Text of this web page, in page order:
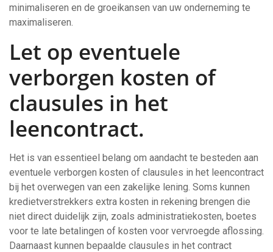
minimaliseren en de groeikansen van uw onderneming te
maximaliseren.
Let op eventuele
verborgen kosten of
clausules in het
leencontract.
Het is van essentieel belang om aandacht te besteden aan
eventuele verborgen kosten of clausules in het leencontract
bij het overwegen van een zakelijke lening. Soms kunnen
kredietverstrekkers extra kosten in rekening brengen die
niet direct duidelijk zijn, zoals administratiekosten, boetes
voor te late betalingen of kosten voor vervroegde aflossing.
Daarnaast kunnen bepaalde clausules in het contract